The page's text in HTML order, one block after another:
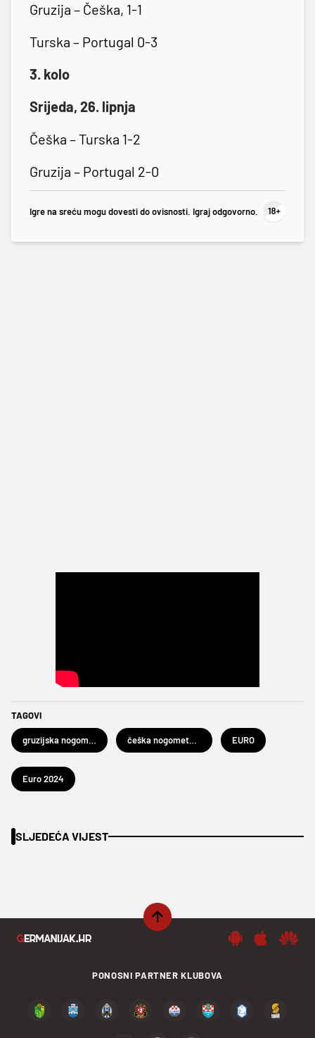
Gruzija – Češka, 1-1
Turska – Portugal 0-3
3. kolo
Srijeda, 26. lipnja
Češka – Turska 1-2
Gruzija – Portugal 2-0
Igre na sreću mogu dovesti do ovisnosti. Igraj odgovorno.
TAGOVI
gruzijska nogometna reprezentacija češka nogometna reprezentacija EURO
Euro 2024
SLJEDEĆA VIJEST
PONOSNI PARTNER KLUBOVA